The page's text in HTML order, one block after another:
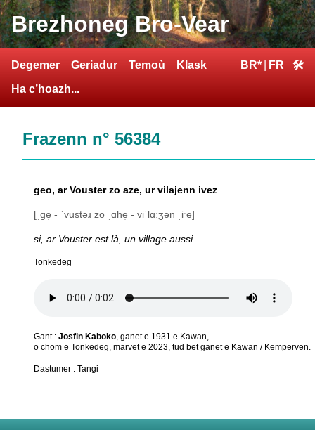
Brezhoneg Bro-Vear
Degemer Geriadur Temoù
Klask
Ha c’hoazh...
BR* FR 🛠
Frazenn n° 56384
geo, ar Vouster zo aze, ur vilajenn ivez
[ˌge̞ - ˈvustəɹ zo ˌɑhe̞ - viˈlɑːʒən ˌiˑe]
si, ar Vouster est là, un village aussi
Tonkedeg
Gant : Josfin Kaboko ganet e 1931 e Kawan
o chom e Tonkedeg marvet e 2023 tud bet ganet e Kawan / Kemperven
Dastumer : Tangi